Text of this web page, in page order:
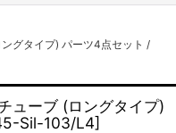
グタイプ) パーツ4点セット /
ューブ (ロングタイプ)
Sil-103/L4]